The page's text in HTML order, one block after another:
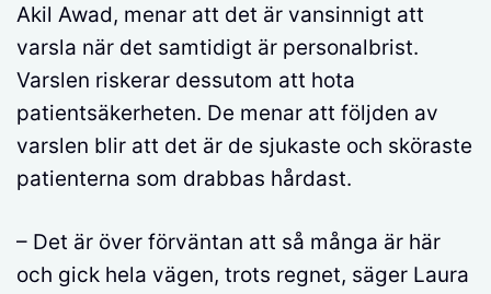
Akil Awad, menar att det är vansinnigt att
varsla när det samtidigt är personalbrist.
Varslen riskerar dessutom att hota
patientsäkerheten. De menar att följden av
varslen blir att det är de sjukaste och sköraste
patienterna som drabbas hårdast.
– Det är över förväntan att så många är här
och gick hela vägen, trots regnet, säger Laura